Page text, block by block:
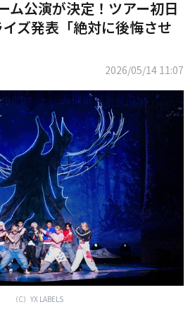
ム公演が決定！ツアー初日
ズ発表「絶対に後悔させ
2026/05/14 11:07
（C）YX LABELS